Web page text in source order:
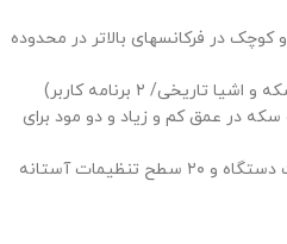
در فرکانسهای بالاتر در محدوده
در عمق کم و زیاد و دو مود برای
دارای ۹۹ سطح برای تنظیم حساسیت دستگاه و ۲۰ سطح تنظیمات آستانه